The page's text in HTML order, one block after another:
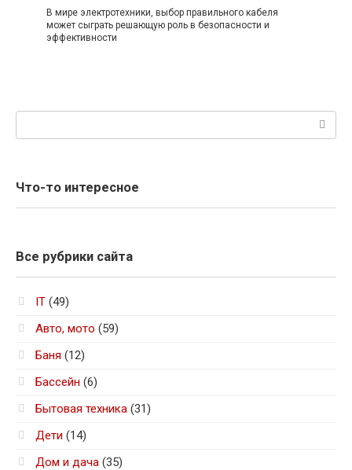
В мире электротехники, выбор правильного кабеля
может сыграть решающую роль в безопасности и
эффективности
Что-то интересное
Все рубрики сайта
IT (49)
Авто, мото (59)
Баня (12)
Бассейн (6)
Бытовая техника (31)
Дети (14)
Дом и дача (35)